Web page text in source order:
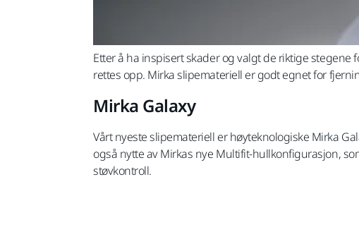
Etter å ha inspisert skader og valgt de riktige
rettes opp. Mirka slipemateriell er godt egnet for
Mirka Galaxy
Vårt nyeste slipemateriell er høyteknologiske Mirka
også nytte av Mirkas nye Multifit-hullkonfigurasjon,
støvkontroll.